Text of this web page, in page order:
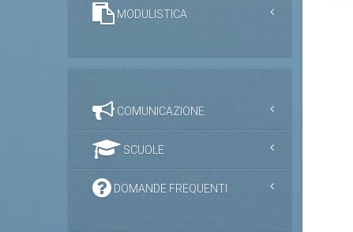
MODULISTICA
COMUNICAZIONE
SCUOLE
DOMANDE FREQUENTI